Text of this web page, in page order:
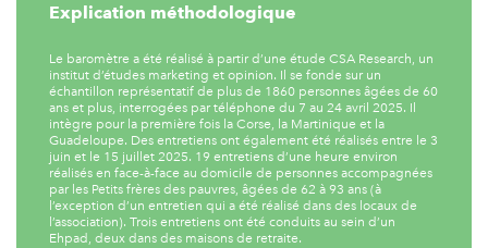
Explication méthodologique
Le baromètre a été réalisé à partir d’une étude CSA Research, un
institut d’études marketing et opinion. Il se fonde sur un
échantillon représentatif de plus de 1860 personnes âgées de 60
ans et plus, interrogées par téléphone du 7 au 24 avril 2025. Il
intègre pour la première fois la Corse, la Martinique et la
Guadeloupe. Des entretiens ont également été réalisés entre le 3
juin et le 15 juillet 2025. 19 entretiens d’une heure environ
réalisés en face-à-face au domicile de personnes accompagnées
par les Petits frères des pauvres, âgées de 62 à 93 ans (à
l’exception d’un entretien qui a été réalisé dans des locaux de
l’association). Trois entretiens ont été conduits au sein d’un
Ehpad, deux dans des maisons de retraite.